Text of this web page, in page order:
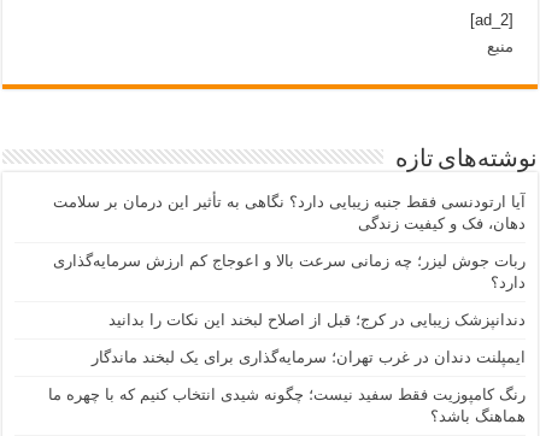
[ad_2]
منبع
نوشته‌های تازه
آیا ارتودنسی فقط جنبه زیبایی دارد؟ نگاهی به تأثیر این درمان بر سلامت
دهان، فک و کیفیت زندگی
ربات جوش لیزر؛ چه زمانی سرعت بالا و اعوجاج کم ارزش سرمایه‌گذاری
دارد؟
دندانپزشک زیبایی در کرج؛ قبل از اصلاح لبخند این نکات را بدانید
ایمپلنت دندان در غرب تهران؛ سرمایه‌گذاری برای یک لبخند ماندگار
رنگ کامپوزیت فقط سفید نیست؛ چگونه شیدی انتخاب کنیم که با چهره ما
هماهنگ باشد؟